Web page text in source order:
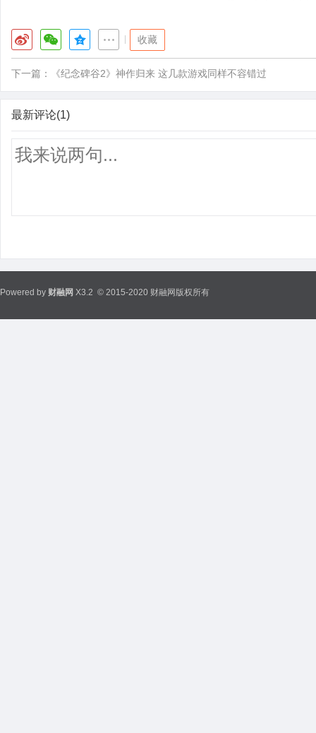
收藏
下一篇： 《纪念碑谷2》神作归来 这几款游戏同样不容错过
最新评论(1)
Powered by 财融网 X3.2 © 2015-2020 财融网版权所有